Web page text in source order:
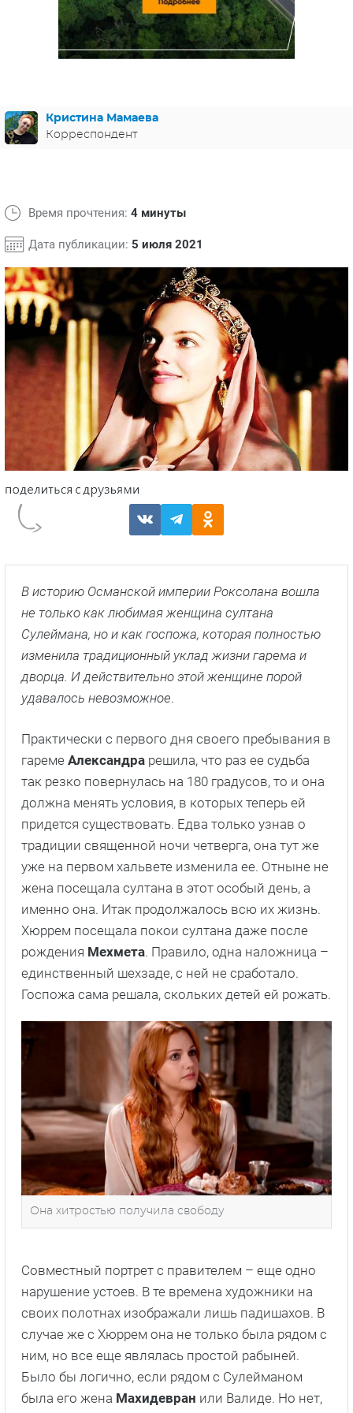
МЕЛОДРАМЫ
ФРАНЦИЯ
СВЕТСКИЕ НОВОСТИ
Кристина Мамаева
Корреспондент
Время прочтения: 4 минуты
Дата публикации: 5 июля 2021
В историю Османской империи Роксолана вошла
не только как любимая женщина султана
Сулеймана, но и как госпожа, которая полностью
изменила традиционный уклад жизни гарема и
дворца. И действительно этой женщине порой
удавалось невозможное.
Практически с первого дня своего пребывания в
гареме Александра решила, что раз ее судьба
так резко повернулась на 180 градусов, то и она
должна менять условия, в которых теперь ей
придется существовать. Едва только узнав о
традиции священной ночи четверга, она тут же
уже на первом хальвете изменила ее. Отныне не
жена посещала султана в этот особый день, а
именно она. Итак продолжалось всю их жизнь.
Хюррем посещала покои султана даже после
рождения Мехмета. Правило, одна наложница –
единственный шехзаде, с ней не сработало.
Госпожа сама решала, скольких детей ей рожать.
Она хитростью получила свободу
Совместный портрет с правителем – еще одно
нарушение устоев. В те времена художники на
своих полотнах изображали лишь падишахов. В
случае же с Хюррем она не только была рядом с
ним, но все еще являлась простой рабыней.
Было бы логично, если рядом с Сулейманом
была его жена Махидевран или Валиде. Но нет,